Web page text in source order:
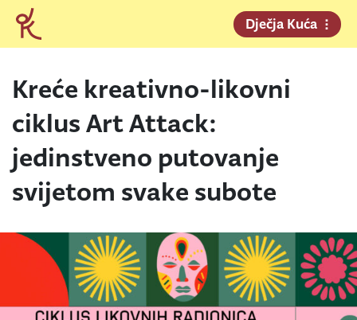
Dječja Kuća
Kreće kreativno-likovni
ciklus Art Attack:
jedinstveno putovanje
svijetom svake subote